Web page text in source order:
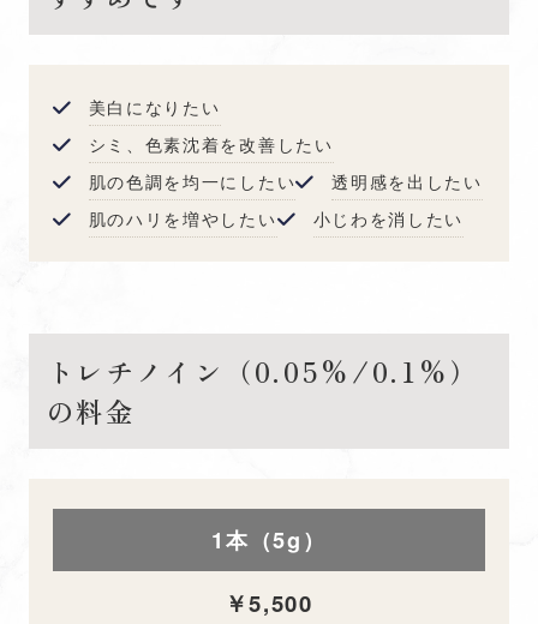
美白になりたい
シミ、色素沈着を改善したい
肌の色調を均一にしたい
透明感を出したい
肌のハリを増やしたい
小じわを消したい
トレチノイン（0.05%/0.1%）
の料金
1本（5g）
￥5,500